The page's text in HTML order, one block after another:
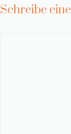
Schreibe